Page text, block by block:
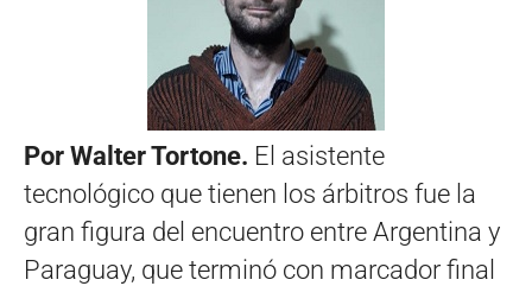
Por Walter Tortone. El asistente
tecnológico que tienen los árbitros fue la
gran figura del encuentro entre Argentina y
Paraguay, que terminó con marcador final